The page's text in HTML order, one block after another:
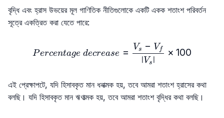
বৃদ্ধি এবং হ্রাস উভয়ের মূল গাণিতিক নীতিগুলোকে একটি একক শতাংশ পরিবর্তন
সূত্রে একত্রিত করা যেতে পারে:
Percentage\
Percentage decrease =
∣Vs ∣
Vs − Vf × 100
এই প্রেক্ষাপটে, যদি হিসাবকৃত মান ধনাত্মক হয়, তবে আমরা শতাংশ হ্রাসের কথা
বলছি। যদি হিসাবকৃত মান ঋণাত্মক হয়, তবে আমরা শতাংশ বৃদ্ধির কথা বলছি।